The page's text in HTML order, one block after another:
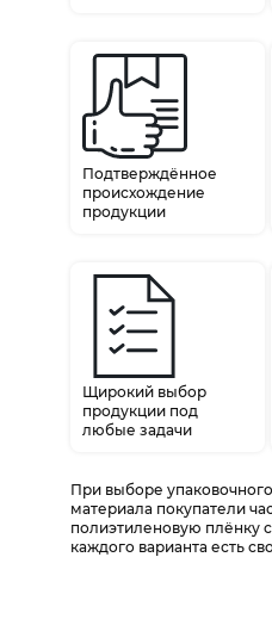
Подтверждённое
происхождение
продукции
Щирокий выбор
продукции под
любые задачи
При выборе
материала покупатели
полиэтиленовую плёнку
каждого варианта есть